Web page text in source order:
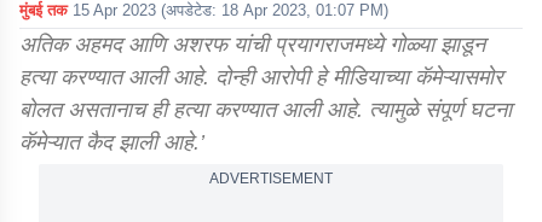
मुंबई तक 15 Apr 2023 (अपडेटेड: 18 Apr 2023, 01:07 PM)
अतिक अहमद आणि अशरफ यांची प्रयागराजमध्ये गोळ्या झाडून
हत्या करण्यात आली आहे. दोन्ही आरोपी हे मीडियाच्या कॅमेऱ्यासमोर
बोलत असतानाच ही हत्या करण्यात आली आहे. त्यामुळे संपूर्ण घटना
कॅमेऱ्यात कैद झाली आहे.’
ADVERTISEMENT